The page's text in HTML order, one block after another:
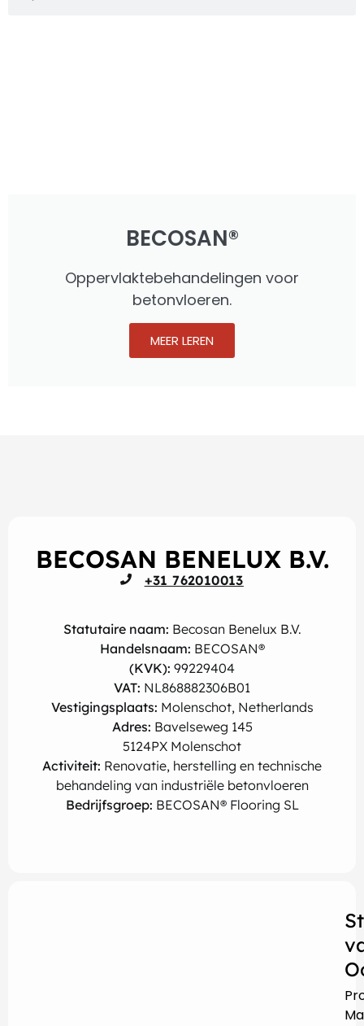
BECOSAN®
Oppervlaktebehandelingen voor
betonvloeren.
MEER LEREN
BECOSAN BENELUX B.V.
+31 762010013
Statutaire naam: Becosan Benelux B.V.
Handelsnaam: BECOSAN®
(KVK): 99229404
VAT: NL868882306B01
Vestigingsplaats: Molenschot, Netherlands
Adres: Bavelseweg 145
5124PX Molenschot
Activiteit: Renovatie, herstelling en technische
behandeling van industriële betonvloeren
Bedrijfsgroep: BECOSAN® Flooring SL